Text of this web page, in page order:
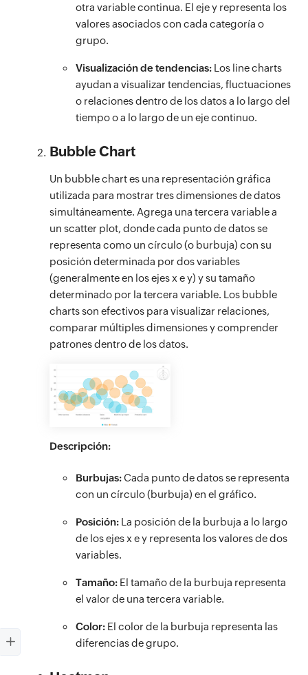
otra variable continua. El eje y representa los
valores asociados con cada categoría o
grupo.
Visualización de tendencias: Los line charts
ayudan a visualizar tendencias, fluctuaciones
o relaciones dentro de los datos a lo largo del
tiempo o a lo largo de un eje continuo.
Bubble Chart
Un bubble chart es una representación gráfica
utilizada para mostrar tres dimensiones de datos
simultáneamente. Agrega una tercera variable a
un scatter plot, donde cada punto de datos se
representa como un círculo (o burbuja) con su
posición determinada por dos variables
(generalmente en los ejes x e y) y su tamaño
determinado por la tercera variable. Los bubble
charts son efectivos para visualizar relaciones,
comparar múltiples dimensiones y comprender
patrones dentro de los datos.
Descripción:
Burbujas:Cada punto de datos se representa
con un círculo (burbuja) en el gráfico.
Posición: La posición de la burbuja a lo largo
de los ejes x e y representa los valores de dos
variables.
Tamaño: El tamaño de la burbuja representa
el valor de una tercera variable.
Color: El color de la burbuja representa las
diferencias de grupo.